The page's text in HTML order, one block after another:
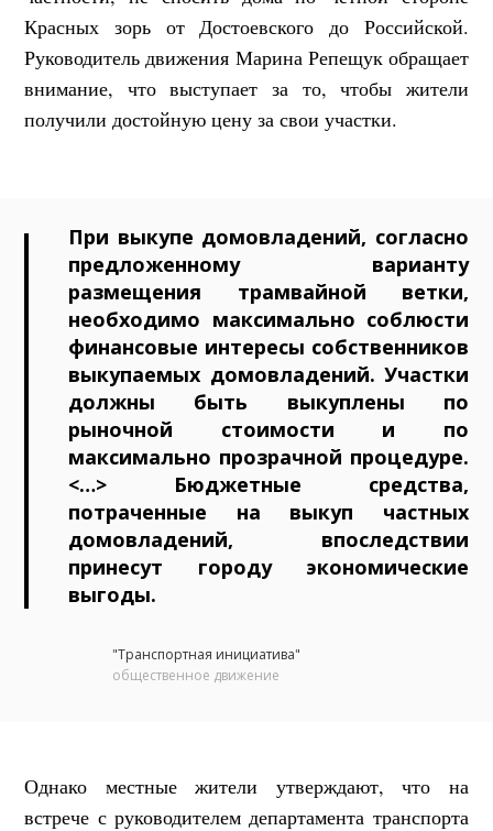
Красных зорь от Достоевского до Российской.
Руководитель движения Марина Репещук обращает
внимание, что выступает за то, чтобы жители
получили достойную цену за свои участки.
При выкупе домовладений, согласно
предложенному варианту
размещения трамвайной ветки,
необходимо максимально соблюсти
финансовые интересы собственников
выкупаемых домовладений. Участки
должны быть выкуплены по
рыночной стоимости и по
максимально прозрачной процедуре.
<…> Бюджетные средства,
потраченные на выкуп частных
домовладений, впоследствии
принесут городу экономические
выгоды.
"Транспортная инициатива"
общественное движение
Однако местные жители утверждают, что на
встрече с руководителем департамента транспорта